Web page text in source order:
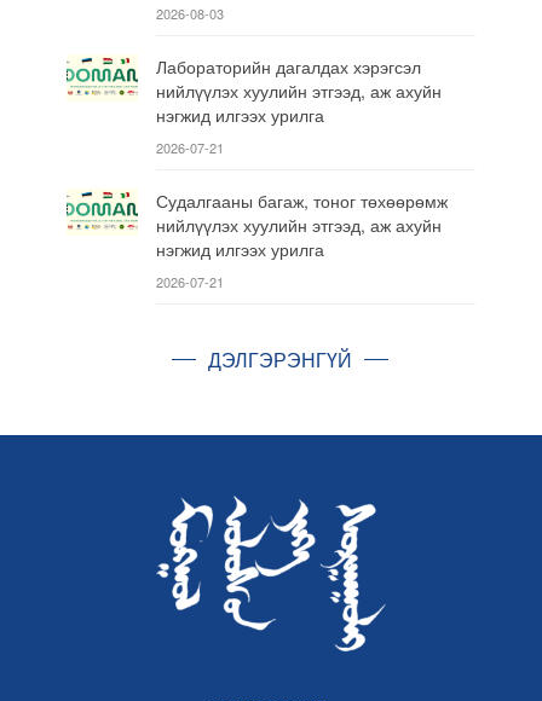
2026-08-03
Лабораторийн дагалдах хэрэгсэл
нийлүүлэх хуулийн этгээд, аж ахуйн
нэгжид илгээх урилга
2026-07-21
Судалгааны багаж, тоног төхөөрөмж
нийлүүлэх хуулийн этгээд, аж ахуйн
нэгжид илгээх урилга
2026-07-21
ДЭЛГЭРЭНГҮЙ